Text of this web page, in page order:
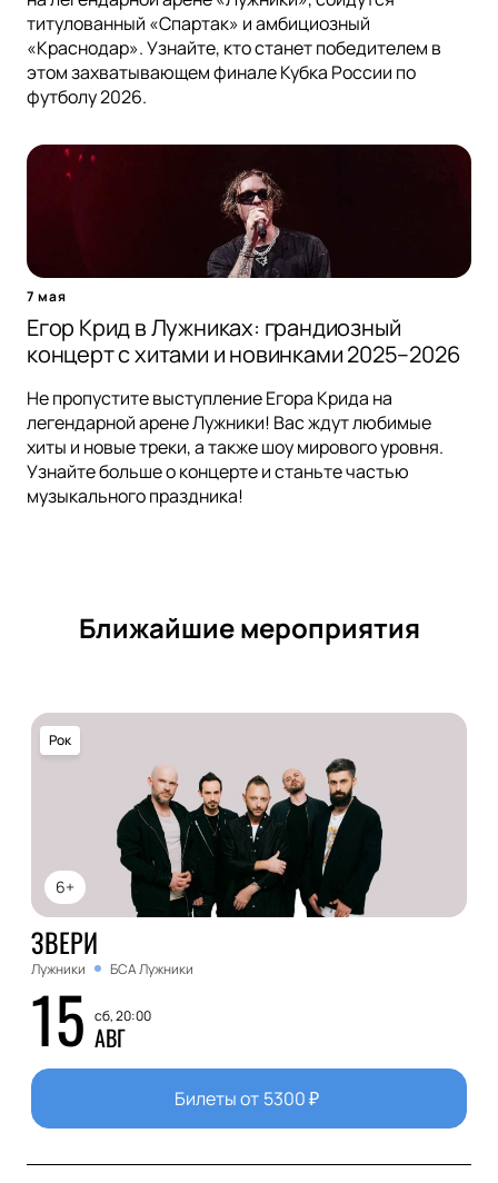
титулованный «Спартак» и амбициозный
«Краснодар». Узнайте, кто станет победителем в
этом захватывающем финале Кубка России по
футболу 2026.
7 мая
Егор Крид в Лужниках: грандиозный
концерт с хитами и новинками 2025–2026
Не пропустите выступление Егора Крида на
легендарной арене Лужники! Вас ждут любимые
хиты и новые треки, а также шоу мирового уровня.
Узнайте больше о концерте и станьте частью
музыкального праздника!
Ближайшие мероприятия
6+
Рок
ЗВЕРИ
Лужники БСА Лужники
15 сб, 20:00
АВГ
Билеты от 5300₽